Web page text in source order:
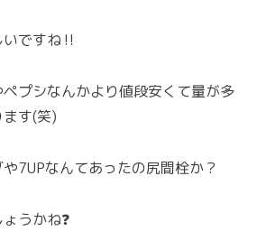
いですね‼️
プシなんかより値段安くて量が多
す(笑)
7UPなんてあったの尻間栓か？
うかね❓️